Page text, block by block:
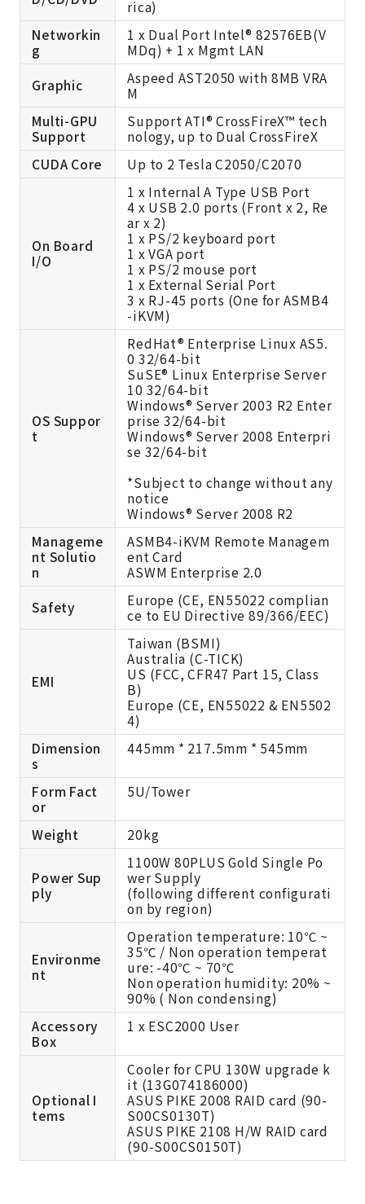
rica)
Networkin
g
1 x Dual Port Intel® 82576EB(V
MDq) + 1 x Mgmt LAN
Graphic
Aspeed AST2050 with 8MB VRA
M
Multi-GPU
Support
Support ATI® CrossFireX™ tech
nology, up to Dual CrossFireX
CUDA Core
Up to 2 Tesla C2050/C2070
On Board
I/O
1 x Internal A Type USB Port
4 x USB 2.0 ports (Front x 2, Re
ar x 2)
1 x PS/2 keyboard port
1 x VGA port
1 x PS/2 mouse port
1 x External Serial Port
3 x RJ-45 ports (One for ASMB4
-iKVM)
OS Suppor
t
RedHat® Enterprise Linux AS5.
0 32/64-bit
SuSE® Linux Enterprise Server
10 32/64-bit
Windows® Server 2003 R2 Enter
prise 32/64-bit
Windows® Server 2008 Enterpri
se 32/64-bit
*Subject to change without any
notice
Windows® Server 2008 R2
Manageme
nt Solutio
n
ASMB4-iKVM Remote Managem
ent Card
ASWM Enterprise 2.0
Safety
Europe (CE, EN55022 complian
ce to EU Directive 89/366/EEC)
EMI
Taiwan (BSMI)
Australia (C-TICK)
US (FCC, CFR47 Part 15, Class
B)
Europe (CE, EN55022 & EN5502
4)
Dimension
s
445mm * 217.5mm * 545mm
Form Fact
or
5U/Tower
Weight 20kg
Power Sup
ply
1100W 80PLUS Gold Single Po
wer Supply
(following different configurati
on by region)
Environme
nt
Operation temperature: 10℃ ~
35℃ / Non operation temperat
ure: -40℃ ~ 70℃
Non operation humidity: 20% ~
90% ( Non condensing)
Accessory
Box
1 x ESC2000 User
Optional I
tems
Cooler for CPU 130W upgrade k
it (13G074186000)
ASUS PIKE 2008 RAID card (90-
S00CS0130T)
ASUS PIKE 2108 H/W RAID card
(90-S00CS0150T)